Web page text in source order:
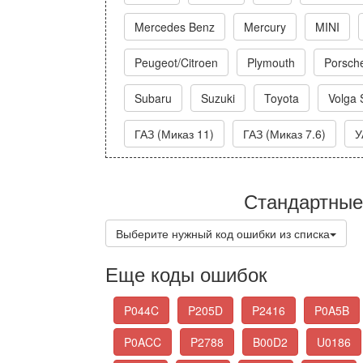
Mercedes Benz Mercury MINI
Peugeot/Citroen Plymouth
Subaru Suzuki Toyota Volga
ГАЗ (Миказ 11) ГАЗ (Миказ 7.6)
Выберите нужный код ошибки из списка
Еще коды ошибок
P044C P205D P2416
P0A5B
P0ACC
P2788 B00D2
U0186